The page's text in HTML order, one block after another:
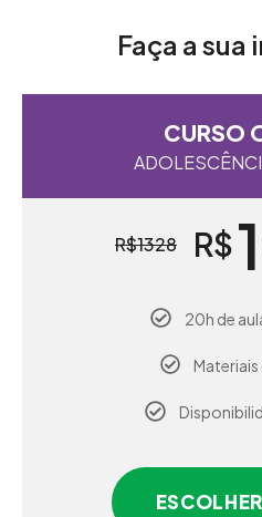
Faça a sua
CURSO
R$1328 R$
20h de